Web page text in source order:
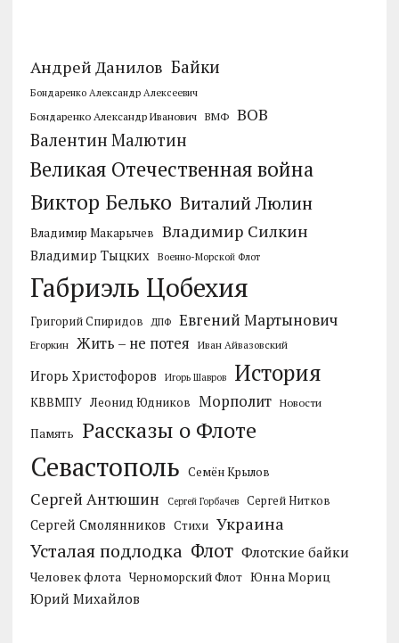
Андрей Данилов Байки
Бондаренко Александр Алексеевич
Бондаренко Александр Иванович ВМФ ВОВ
Валентин Малютин
Великая Отечественная война
Виктор Белько Виталий Люлин
Владимир Макарычев Владимир Силкин
Владимир Тыцких Военно-Морской Флот
Габриэль Цобехия
Григорий Спиридов ДПФ Евгений Мартынович
Егоркин Жить – не потея Иван Айвазовский
Игорь Христофоров Игорь Шавров История
КВВМПУ Леонид Юдников Морполит Новости
Память Рассказы о Флоте
Севастополь Семён Крылов
Сергей Антюшин Сергей Горбачев Сергей Нитков
Сергей Смолянников Стихи Украина
Усталая подлодка Флот Флотские байки
Человек флота Черноморский Флот Юнна Мориц
Юрий Михайлов